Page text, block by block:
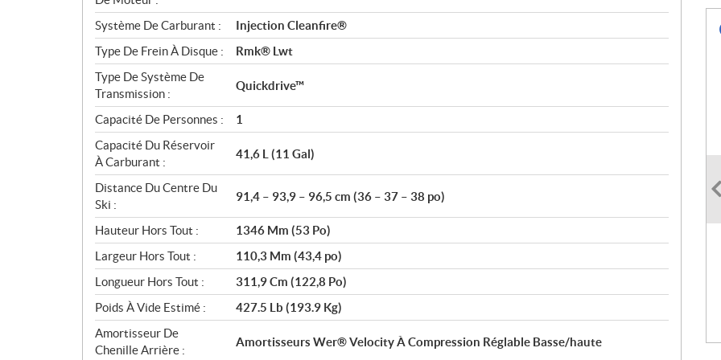
Système De Carburant :
Injection Cleanfire®
Type De Frein À Disque :
Rmk® Lwt
Type De Système De
Transmission :
Quickdrive™
Capacité De Personnes :
1
Capacité Du Réservoir
À Carburant :
41,6 L (11 Gal)
Distance Du Centre Du
Ski :
91,4 – 93,9 – 96,5 cm (36 – 37 – 38 po)
Hauteur Hors Tout :
1346 Mm (53 Po)
Largeur Hors Tout :
110,3 Mm (43,4 po)
Longueur Hors Tout :
311,9 Cm (122,8 Po)
Poids À Vide Estimé :
427.5 Lb (193.9 Kg)
Amortisseur De
Chenille Arrière :
Amortisseurs Wer® Velocity À Compression Réglable Basse/haute